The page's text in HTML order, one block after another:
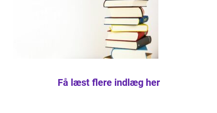
Få læst flere indlæg her